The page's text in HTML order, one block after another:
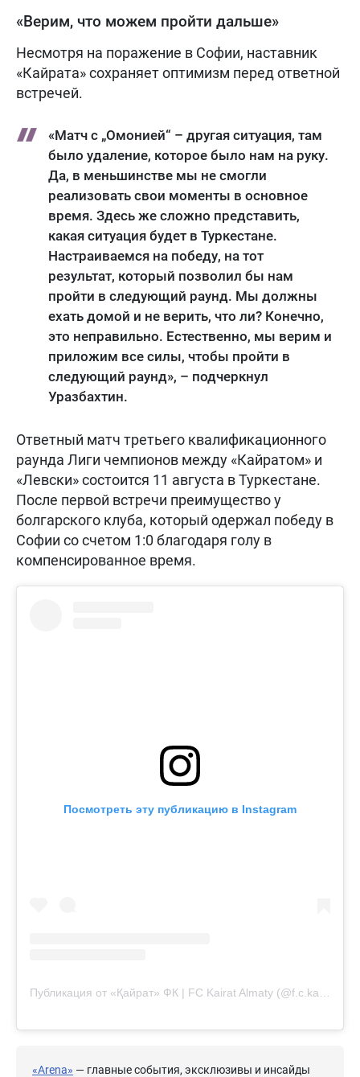
«Верим, что можем пройти дальше»
Несмотря на поражение в Софии, наставник
«Кайрата» сохраняет оптимизм перед ответной
встречей.
«Матч с „Омонией“ – другая ситуация, там
было удаление, которое было нам на руку.
Да, в меньшинстве мы не смогли
реализовать свои моменты в основное
время. Здесь же сложно представить,
какая ситуация будет в Туркестане.
Настраиваемся на победу, на тот
результат, который позволил бы нам
пройти в следующий раунд. Мы должны
ехать домой и не верить, что ли? Конечно,
это неправильно. Естественно, мы верим и
приложим все силы, чтобы пройти в
следующий раунд», – подчеркнул
Уразбахтин.
Ответный матч третьего квалификационного
раунда Лиги чемпионов между «Кайратом» и
«Левски» состоится 11 августа в Туркестане.
После первой встречи преимущество у
болгарского клуба, который одержал победу в
Софии со счетом 1:0 благодаря голу в
компенсированное время.
Посмотреть эту публикацию в Instagram
Публикация от «Қайрат» ФК | FC Kairat Almaty (@f.c.kairat)
«Arena» — главные события, эксклюзивы и инсайды